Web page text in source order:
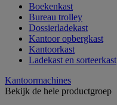
Boekenkast
Bureau trolley
Dossierladekast
Kantoor opbergkast
Kantoorkast
Ladekast en sorteerkast
Kantoormachines
Bekijk de hele productgroep